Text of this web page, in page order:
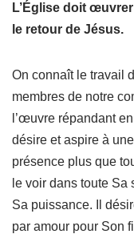
L’Église doit
le retour de Jésus.
On connaît le travail
membres de notre
l’œuvre répandant
désire et aspire à
présence plus que
le voir dans toute Sa
Sa puissance. Il
par amour pour Son